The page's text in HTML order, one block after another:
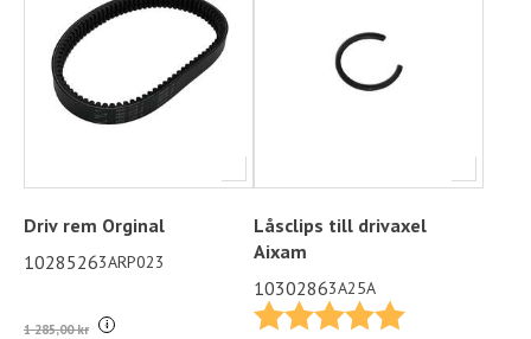
Driv rem Orginal
10285263ARP023
1 285,00 kr i
Låsclips till drivaxel
Aixam
10302863A25A
Betyg:
5.0 utav 5